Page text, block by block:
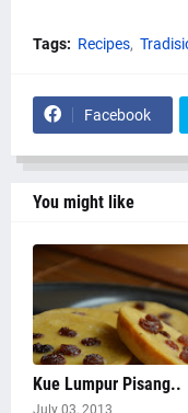
Tags: Recipes
Facebook
You might like
Kue Lumpur Pisang..
July 03, 2013